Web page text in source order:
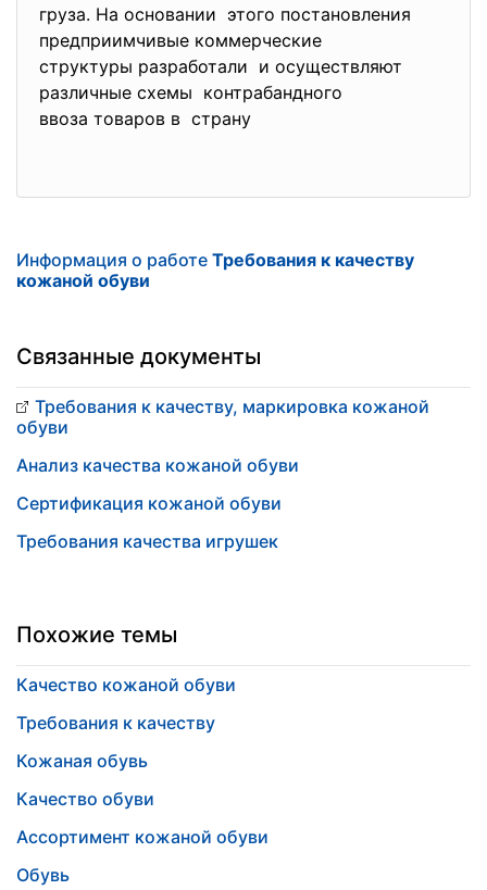
груза. На основании этого постановления
предприимчивые коммерческие
структуры разработали и осуществляют
различные схемы контрабандного
ввоза товаров в страну
Информация о работе Требования к качеству
кожаной обуви
Связанные документы
Требования к качеству, маркировка кожаной
обуви
Анализ качества кожаной обуви
Сертификация кожаной обуви
Требования качества игрушек
Похожие темы
Качество кожаной обуви
Требования к качеству
Кожаная обувь
Качество обуви
Ассортимент кожаной обуви
Обувь